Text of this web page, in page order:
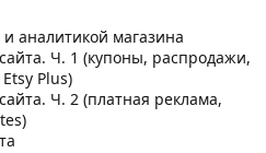
и аналитикой магазина
Ч. 1 (купоны, распродажи,
Plus)
Ч. 2 (платная реклама,